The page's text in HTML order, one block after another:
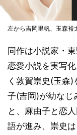
左から吉岡里帆、玉森裕
同作は小説家・
恋愛小説を実写
く敦賀崇史(玉森
子(吉岡)が幼なじ
と、麻由子と恋
語が進み、崇史